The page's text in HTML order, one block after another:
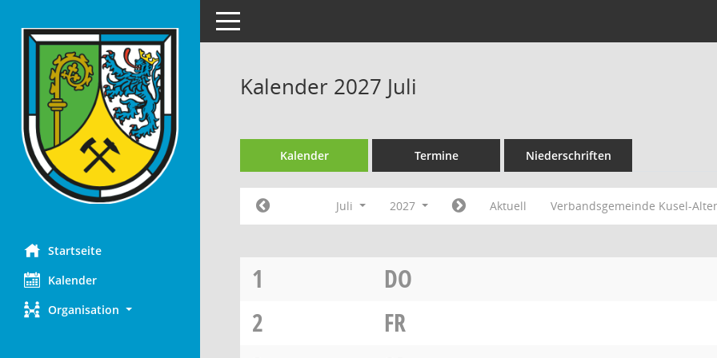
Startseite
Kalender
Organisation
Toggle navigation
Kalender 2027 Juli
Kalender Termine Niederschriften
Juli 2027 Aktuell Verbandsgemeinde Kusel-
1
DO
2
FR